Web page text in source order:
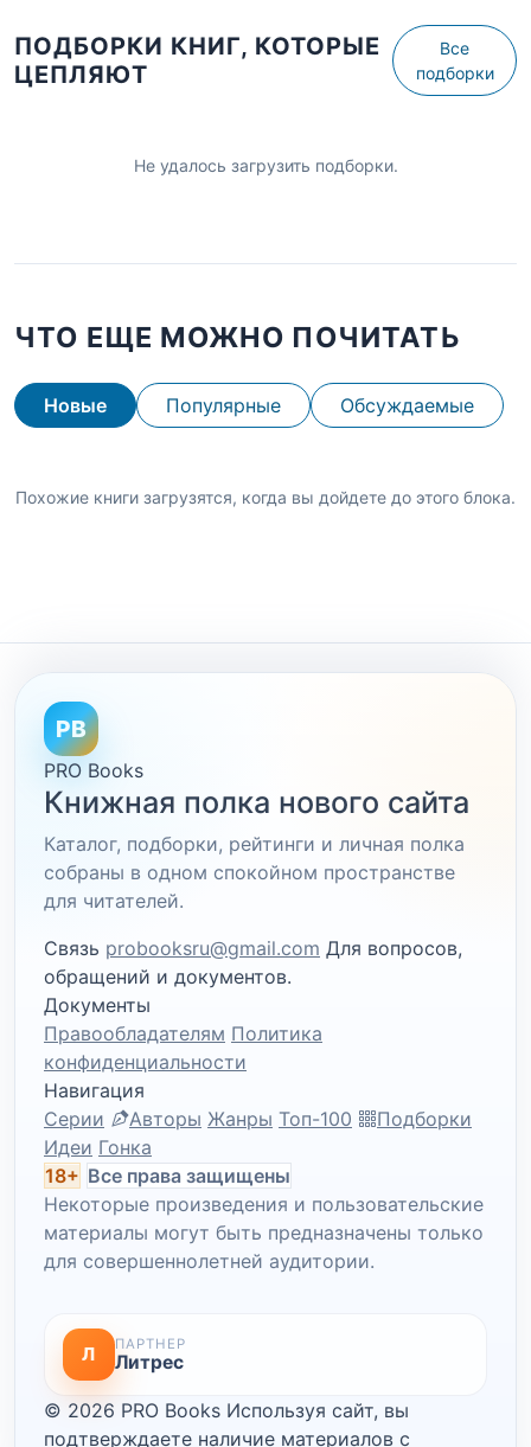
ПОДБОРКИ КНИГ, КОТОРЫЕ
ЦЕПЛЯЮТ
Все
подборки
Не удалось загрузить подборки.
ЧТО ЕЩЕ МОЖНО ПОЧИТАТЬ
Новые Популярные Обсуждаемые
Похожие книги загрузятся, когда вы дойдете до этого блока.
PB
PRO Books
Книжная полка нового сайта
Каталог, подборки, рейтинги и личная полка
собраны в одном спокойном пространстве
для читателей.
Связь probooksru@gmail.com Для вопросов,
обращений и документов.
Документы
Правообладателям Политика
конфиденциальности
Навигация
Серии
Авторы Жанры Топ-100
Подборки
Идеи Гонка
18+ Все права защищены
Некоторые произведения и пользовательские
материалы могут быть предназначены только
для совершеннолетней аудитории.
Л ПАРТНЕР
Литрес
© 2026 PRO Books Используя сайт, вы
подтверждаете наличие материалов с